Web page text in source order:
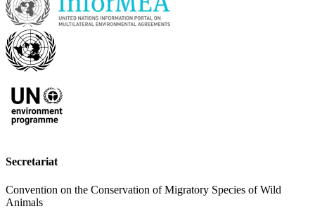
Secretariat
Convention on the Conservation of Migratory Species of Wild
Animals